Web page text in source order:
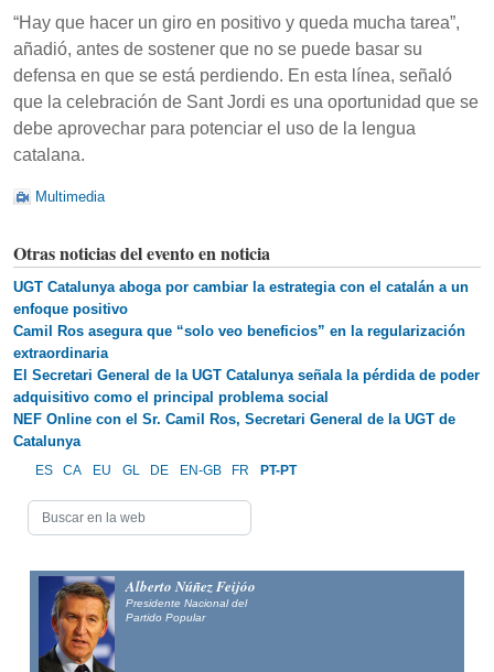
“Hay que hacer un giro en positivo y queda mucha tarea”,
añadió, antes de sostener que no se puede basar su
defensa en que se está perdiendo. En esta línea, señaló
que la celebración de Sant Jordi es una oportunidad que se
debe aprovechar para potenciar el uso de la lengua
catalana.
Multimedia
Otras noticias del evento en noticia
UGT Catalunya aboga por cambiar la estrategia con el catalán a un
enfoque positivo
Camil Ros asegura que “solo veo beneficios” en la regularización
extraordinaria
​El Secretari General de la UGT Catalunya señala la pérdida de poder
adquisitivo como el principal problema social
NEF Online con el Sr. Camil Ros, Secretari General de la UGT de
Catalunya
ES CA EU GL DE EN-GB FR PT-PT
Alberto Núñez Feijóo
Presidente Nacional del
Partido Popular